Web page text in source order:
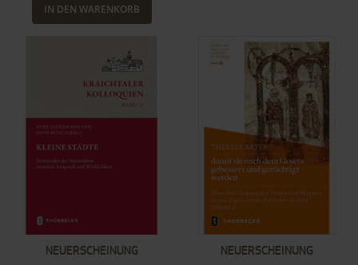
IN DEN WARENKORB
NEUERSCHEINUNG
NEUERSCHEINUNG